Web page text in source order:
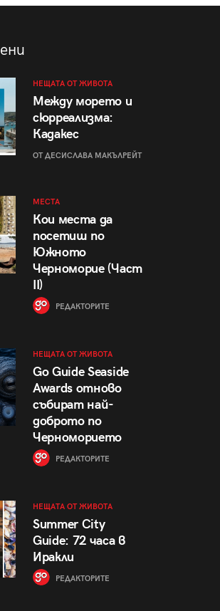
НЕЩАТА ОТ ЖИВОТА
Между морето и
сюрреализма:
Кадакес
ОТ ДЕСИСЛАВА МАКЪЛРЕЙТ
МЕСТА
Кои места да
посетиш по
Южното
Черноморие (Част
II)
РЕДАКТОРИТЕ
НЕЩАТА ОТ ЖИВОТА
Go Guide Seaside
Awards отново
събират най-
доброто по
Черноморието
РЕДАКТОРИТЕ
НЕЩАТА ОТ ЖИВОТА
Summer City
Guide: 72 часа в
Иракли
РЕДАКТОРИТЕ